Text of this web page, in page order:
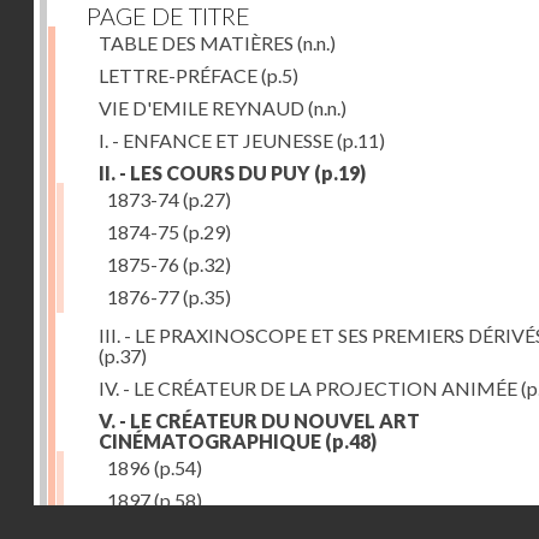
PAGE DE TITRE
TABLE DES MATIÈRES (n.n.)
LETTRE-PRÉFACE(p.5)
VIE D'EMILE REYNAUD (n.n.)
I. - ENFANCE ET JEUNESSE(p.11)
II. - LES COURS DU PUY (p.19)
1873-74(p.27)
1874-75 (p.29)
1875-76 (p.32)
1876-77(p.35)
III. - LE PRAXINOSCOPE ET SES PREMIERS
(p.37)
IV. - LE CRÉATEUR DE LA PROJECTION ANIMÉE
V. - LE CRÉATEUR DU NOUVEL ART
CINÉMATOGRAPHIQUE (p.48)
1896 (p.54)
1897(p.58)